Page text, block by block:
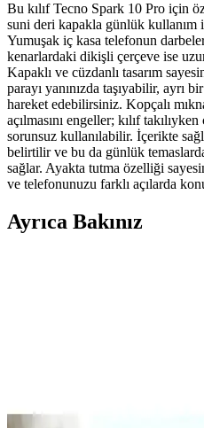
Bu kılıf Tecno Spark 10 Pro için
suni deri kapakla günlük kullanım
Yumuşak iç kasa telefonun
kenarlardaki dikişli çerçeve ise
Kapaklı ve cüzdanlı tasarım
parayı yanınızda taşıyabilir, ayrı
hareket edebilirsiniz. Kopçalı
açılmasını engeller; kılıf
sorunsuz kullanılabilir. İçerikte
belirtilir ve bu da günlük
sağlar. Ayakta tutma özelliği
ve telefonunuzu farklı açılarda
Ayrıca Bakınız
Sağlayan İnce Tasarım